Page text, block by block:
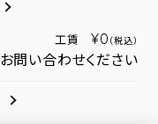
工賃 ¥0 （税込）
お問い合わせください